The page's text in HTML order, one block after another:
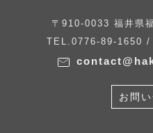
〒910-0033 福井県
TEL.0776-89-1650
お問